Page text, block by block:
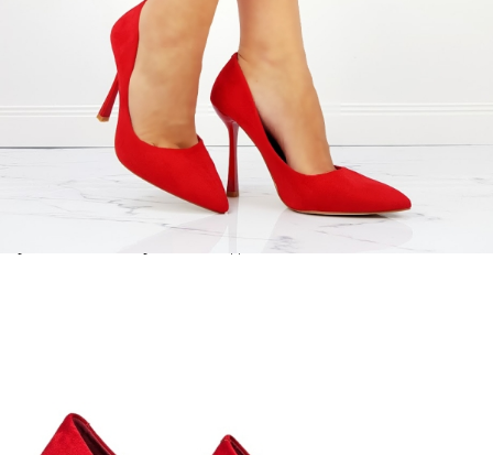
МАТЕРИАЛ ВЪТРЕШНА ЧАСТ:
ЕКО КОЖА
МАТЕРИАЛ СТЕЛКА:
ЕКО КОЖА
ВИСОЧИНА ТОК:
Когато плащате с NewPay, всъщност NewPay плаща
поръчката Ви вместо Вас. Вие я получавате и
разполагате с три начина да я платите към тях:
разпределя в 6 равни месечни вноски с оскъпяване. За
покупки на стойност до 2000 лв. / €1022.61